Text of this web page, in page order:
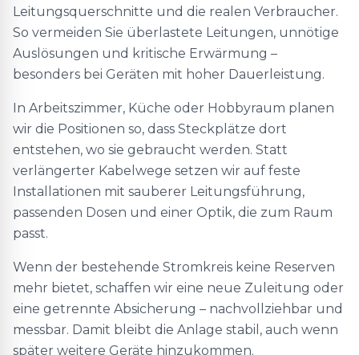
Leitungsquerschnitte und die realen Verbraucher.
So vermeiden Sie überlastete Leitungen, unnötige
Auslösungen und kritische Erwärmung –
besonders bei Geräten mit hoher Dauerleistung.
In Arbeitszimmer, Küche oder Hobbyraum planen
wir die Positionen so, dass Steckplätze dort
entstehen, wo sie gebraucht werden. Statt
verlängerter Kabelwege setzen wir auf feste
Installationen mit sauberer Leitungsführung,
passenden Dosen und einer Optik, die zum Raum
passt.
Wenn der bestehende Stromkreis keine Reserven
mehr bietet, schaffen wir eine neue Zuleitung oder
eine getrennte Absicherung – nachvollziehbar und
messbar. Damit bleibt die Anlage stabil, auch wenn
später weitere Geräte hinzukommen.